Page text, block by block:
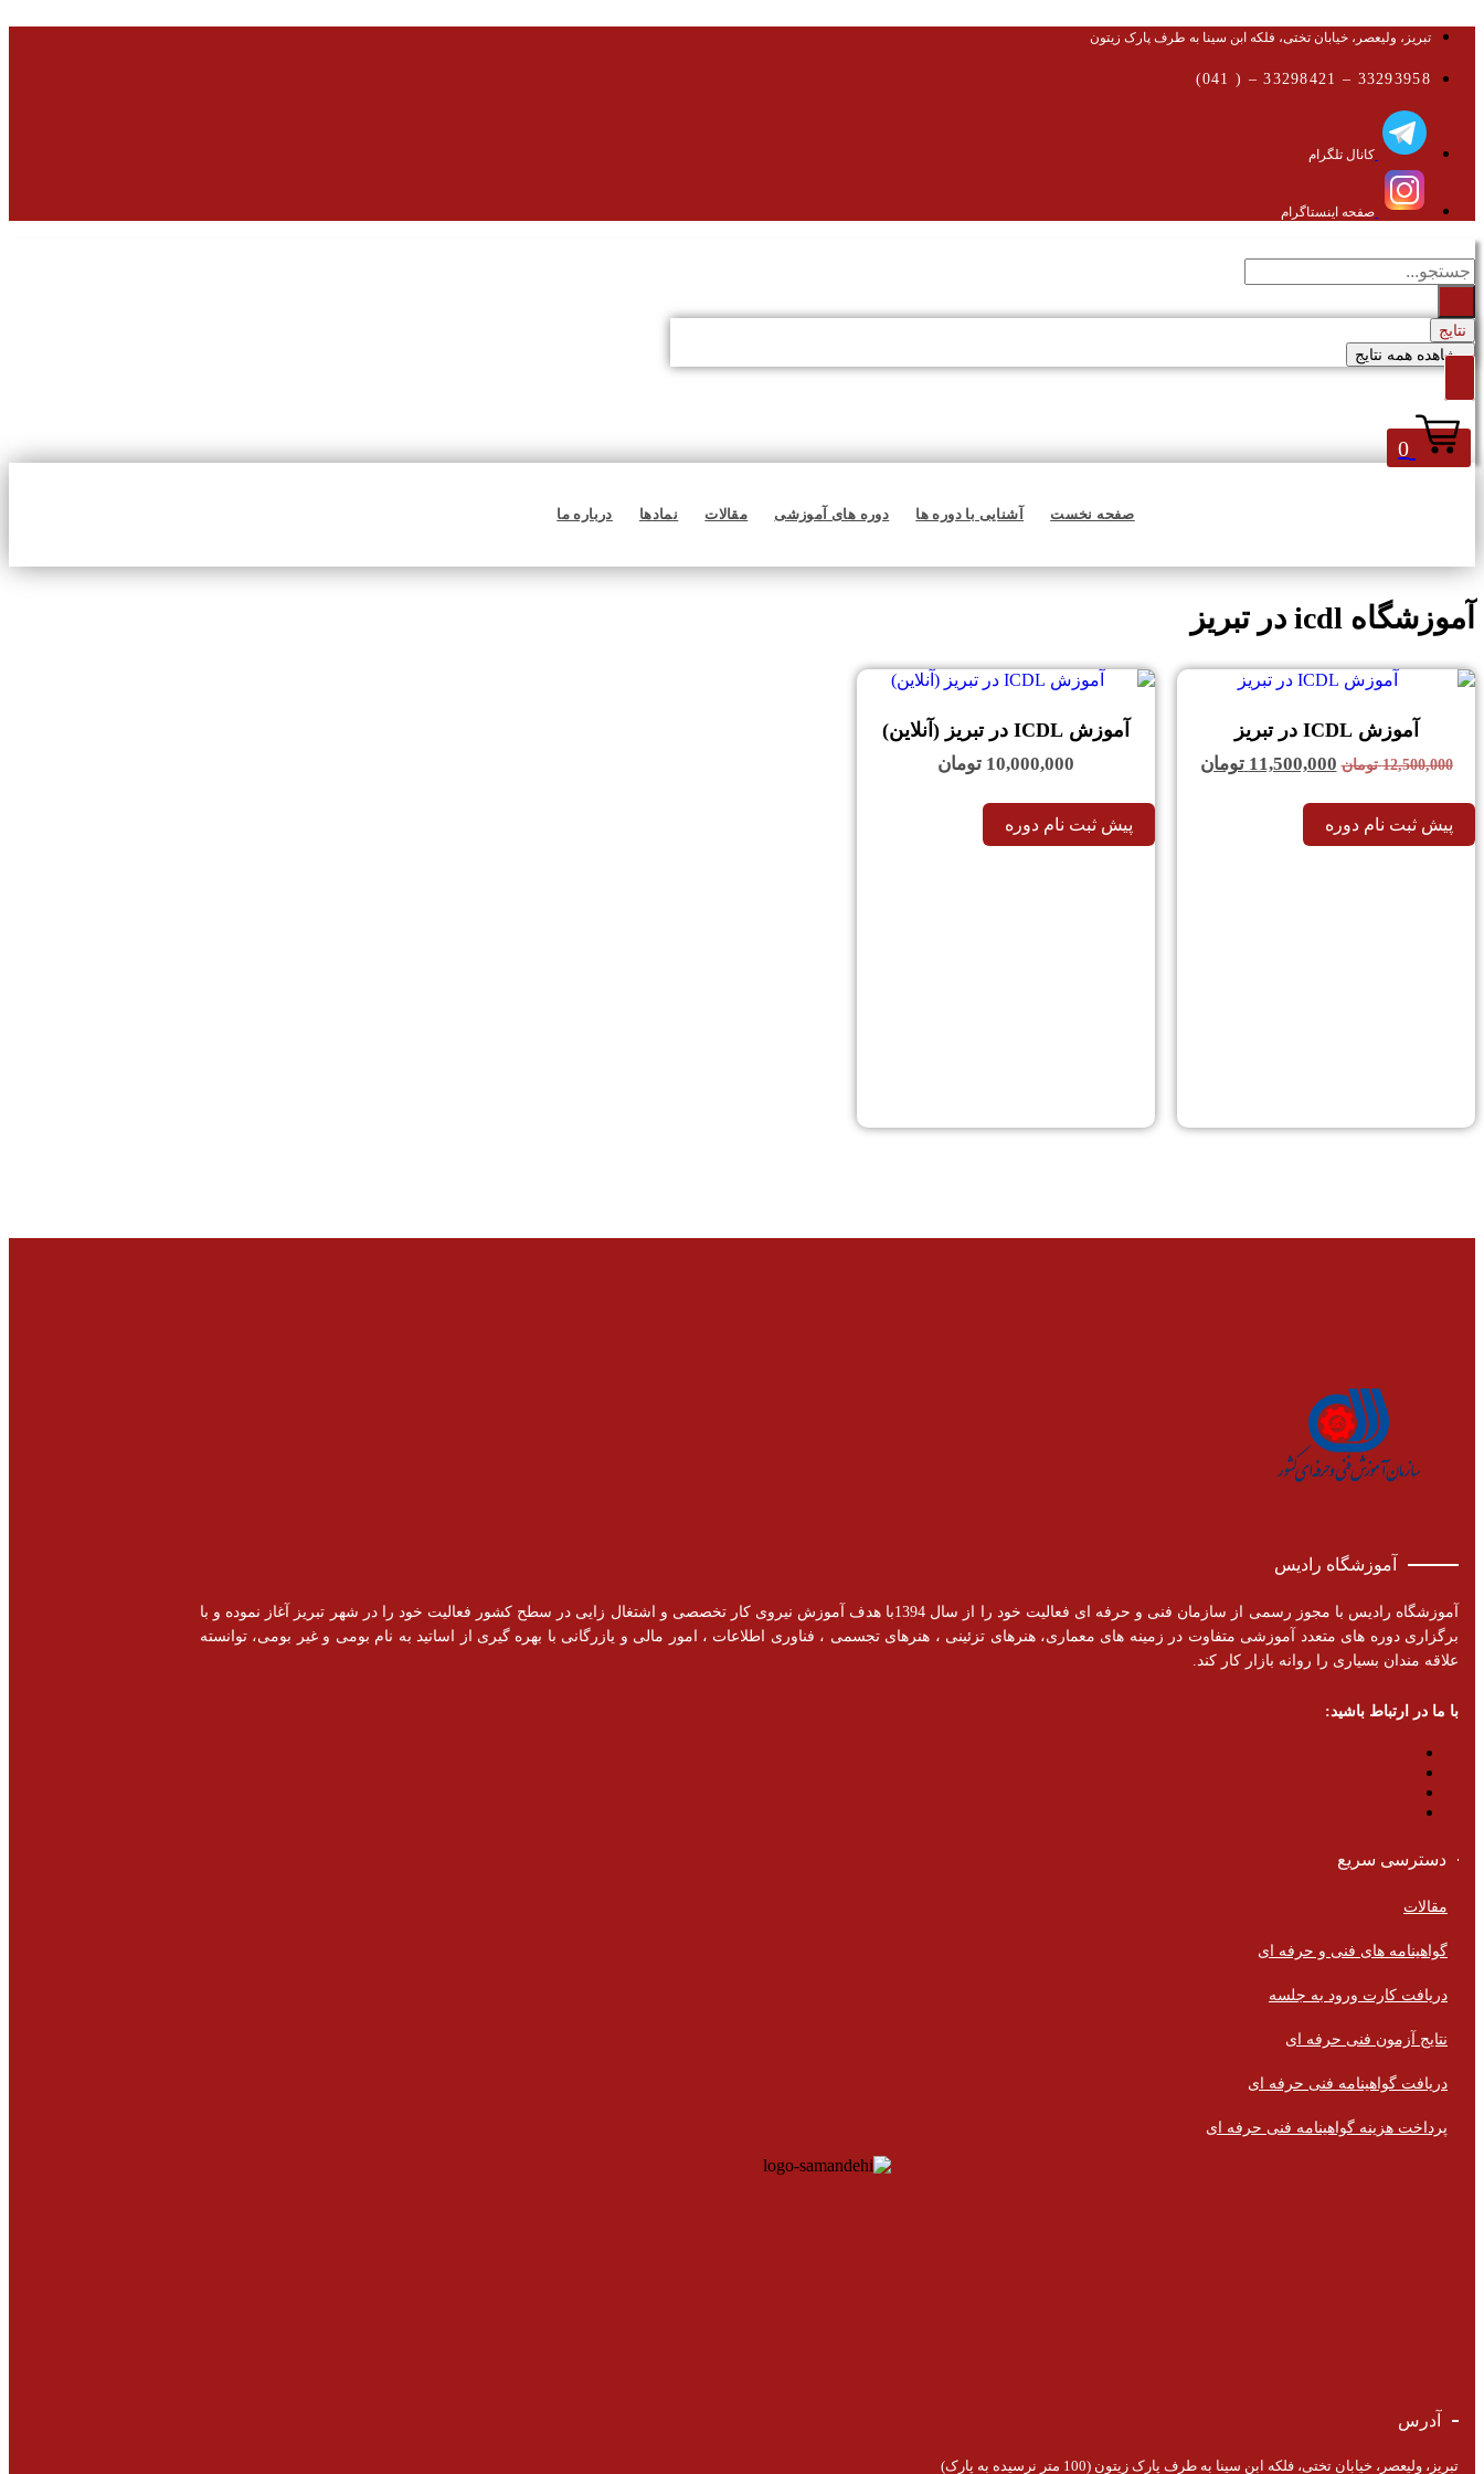
تبریز، ولیعصر، خیابان تختی، فلکه ابن سینا به طرف پارک زیتون
33293958 – 33298421 – ( 041)
کانال تلگرام
صفحه اینستاگرام
جستجو
...
نتایج
مشاهده همه نتایج
0
صفحه نخست آشنایی با دوره ها دوره های آموزشی مقالات نمادها درباره ما
آموزشگاه icdl در تبریز
آموزش ICDL در تبریز
12,500,000 تومان قیمت
بود.
11,500,000 تومان
11,500,000 تومان.
پیش ثبت نام دوره
آموزش ICDL در تبریز (آنلاین)
10,000,000 تومان
پیش ثبت نام دوره
آموزشگاه رادیس
آموزشگاه رادیس با مجوز رسمی از سازمان فنی و حرفه ای فعالیت خود را از سال 1394با هدف آموزش نیروی کار تخصصی و اشتغال زایی در سطح کشور فعالیت خود را در شهر تبریز آغاز نموده و با
برگزاری دوره های متعدد آموزشی متفاوت در زمینه های معماری، هنرهای تزئینی ، هنرهای تجسمی ، فناوری اطلاعات ، امور مالی و یازرگانی با بهره گیری از اساتید به نام بومی و غیر بومی، توانسته
علاقه مندان بسیاری را روانه بازار کار کند.
با ما در ارتباط باشید:
دسترسی سریع
مقالات
گواهینامه های فنی و حرفه ای
دریافت کارت ورود به جلسه
نتایج آزمون فنی حرفه ای
دریافت گواهینامه فنی حرفه ای
پرداخت هزینه گواهینامه فنی حرفه ای
آدرس
تبریز، ولیعصر، خیابان تختی، فلکه ابن سینا به طرف پارک زیتون (100 متر نرسیده به پارک)